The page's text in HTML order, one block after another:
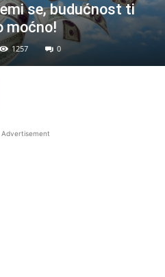
se, budućnost ti
moćno!
1257 0
Advertisement